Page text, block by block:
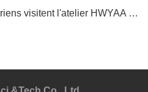
Des ingénieurs clients algériens visitent l'atelier HWYAA pour un échange technique